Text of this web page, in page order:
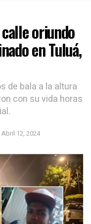
oriundo
en Tuluá,
de bala a la altura
con su vida horas
Abril 12, 2024